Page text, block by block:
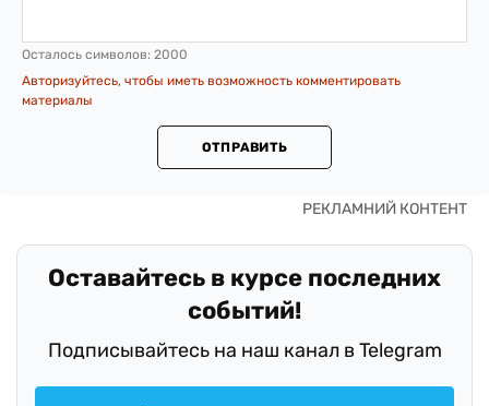
Осталось символов: 2000
Авторизуйтесь, чтобы иметь возможность комментировать
материалы
ОТПРАВИТЬ
Оставайтесь в курсе последних
событий!
Подписывайтесь на наш канал в Telegram